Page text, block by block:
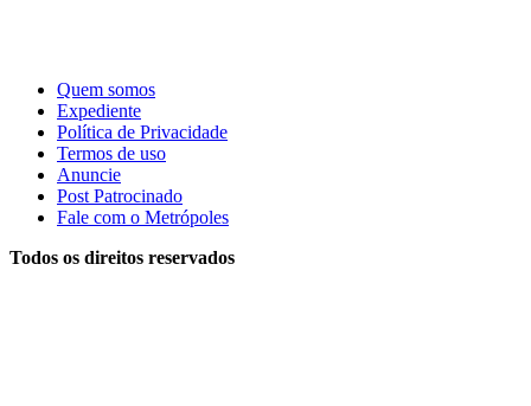
Quem somos
Expediente
Política de Privacidade
Termos de uso
Anuncie
Post Patrocinado
Fale com o Metrópoles
Todos os direitos reservados